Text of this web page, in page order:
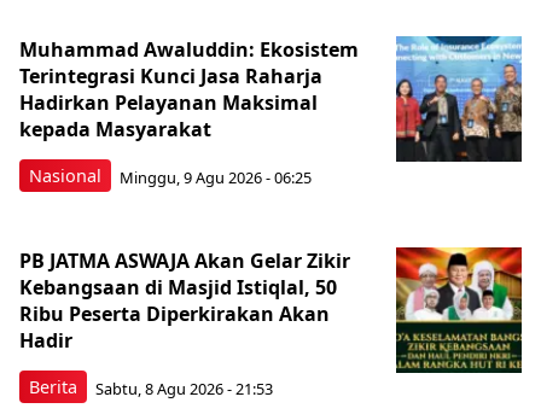
Nasional
Muhammad Awaluddin: Ekosistem
Terintegrasi Kunci Jasa Raharja
Hadirkan Pelayanan Maksimal
kepada Masyarakat
Minggu, 9 Agu 2026 - 06:25
Berita
PB JATMA ASWAJA Akan Gelar Zikir
Kebangsaan di Masjid Istiqlal, 50
Ribu Peserta Diperkirakan Akan
Hadir
Sabtu, 8 Agu 2026 - 21:53